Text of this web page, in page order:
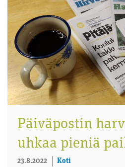
Päiväpostin
uhkaa pieniä
23.8.2022 Koti